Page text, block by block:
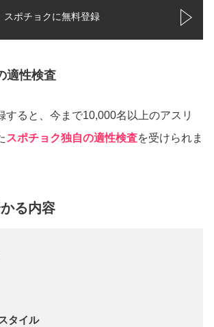
スポチョクに無料登録
適性検査
すると、今まで10,000名以上のアスリ
スポチョク独自の適性検査を受けられま
る内容
タイル